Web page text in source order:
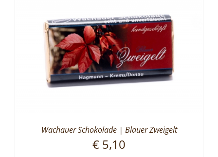
Wachauer Schokolade | Blauer Zweigelt
€ 5,10